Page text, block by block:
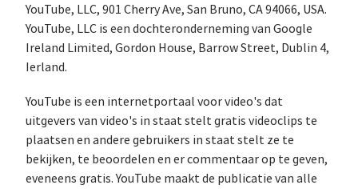
YouTube, LLC, 901 Cherry Ave, San Bruno, CA 94066, USA.
YouTube, LLC is een dochteronderneming van Google
Ireland Limited, Gordon House, Barrow Street, Dublin 4,
Ierland.
YouTube is een internetportaal voor video's dat
uitgevers van video's in staat stelt gratis videoclips te
plaatsen en andere gebruikers in staat stelt ze te
bekijken, te beoordelen en er commentaar op te geven,
eveneens gratis. YouTube maakt de publicatie van alle